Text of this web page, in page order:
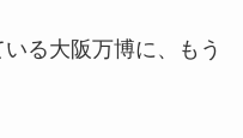
る大阪万博に、もう